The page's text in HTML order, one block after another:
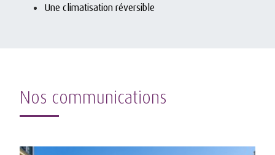
Une climatisation réversible
Nos communications